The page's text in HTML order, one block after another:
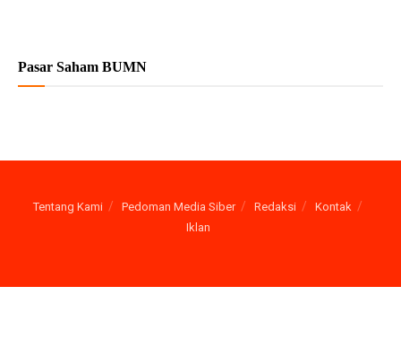
Pasar Saham BUMN
Tentang Kami Pedoman Media Siber Redaksi
Kontak
Iklan